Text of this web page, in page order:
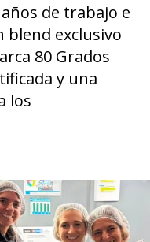
de trabajo e
blend exclusivo
80 Grados
y una
los